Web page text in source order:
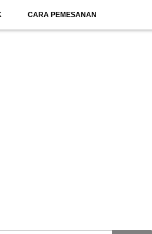
CARA PEMESANAN